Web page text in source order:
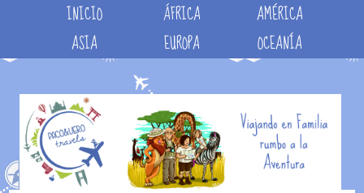
INICIO ÁFRICA
AMÉRICA
ASIA
EUROPA OCEANÍA